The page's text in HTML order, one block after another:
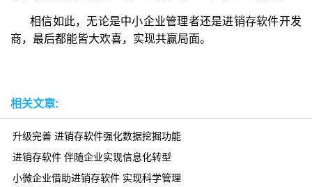
相信如此，无论是中小企业管理者还是进销存软件开发
商，最后都能皆大欢喜，实现共赢局面。
相关文章:
升级完善 进销存软件强化数据挖掘功能
进销存软件 伴随企业实现信息化转型
小微企业借助进销存软件 实现科学管理